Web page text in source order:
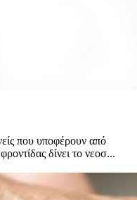
που υποφέρουν από
δίνει το νεοσ...